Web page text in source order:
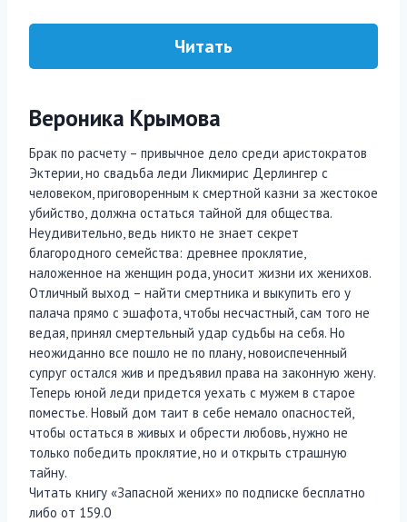
Читать
Вероника Крымова
Брак по расчету – привычное дело среди аристократов
Эктерии, но свадьба леди Ликмирис Дерлингер с
человеком, приговоренным к смертной казни за жестокое
убийство, должна остаться тайной для общества.
Неудивительно, ведь никто не знает секрет
благородного семейства: древнее проклятие,
наложенное на женщин рода, уносит жизни их женихов.
Отличный выход – найти смертника и выкупить его у
палача прямо с эшафота, чтобы несчастный, сам того не
ведая, принял смертельный удар судьбы на себя. Но
неожиданно все пошло не по плану, новоиспеченный
супруг остался жив и предъявил права на законную жену.
Теперь юной леди придется уехать с мужем в старое
поместье. Новый дом таит в себе немало опасностей,
чтобы остаться в живых и обрести любовь, нужно не
только победить проклятие, но и открыть страшную
тайну.
Читать книгу «Запасной жених» по подписке бесплатно
либо от 159.0